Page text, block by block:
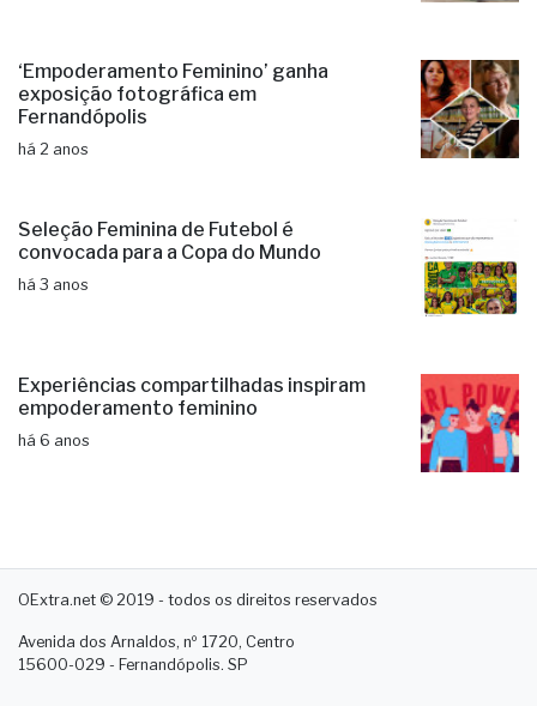
‘Empoderamento Feminino’ ganha
exposição fotográfica em
Fernandópolis
há 2 anos
Seleção Feminina de Futebol é
convocada para a Copa do Mundo
há 3 anos
Experiências compartilhadas inspiram
empoderamento feminino
há 6 anos
OExtra.net © 2019 - todos os direitos reservados
Avenida dos Arnaldos, nº 1720, Centro
15600-029 - Fernandópolis. SP